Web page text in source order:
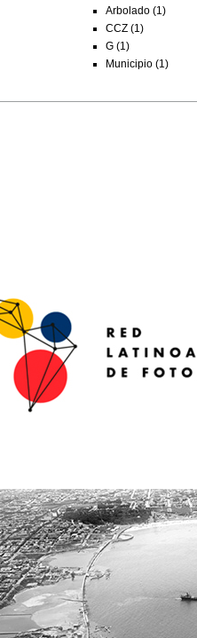
Arbolado (1)
CCZ (1)
G (1)
Municipio (1)